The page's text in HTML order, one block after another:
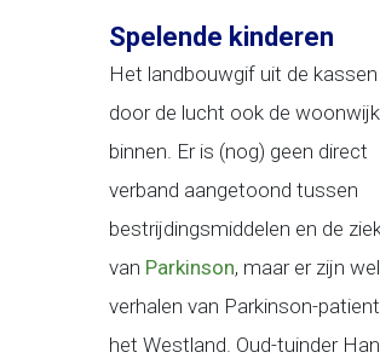
Spelende kinderen
Het landbouwgif uit de
door de lucht ook de
binnen. Er is (nog) geen direct
verband aangetoond tussen
bestrijdingsmiddelen en de
van Parkinson, maar er zijn
verhalen van Parkinson-
het Westland. Oud-tuinder